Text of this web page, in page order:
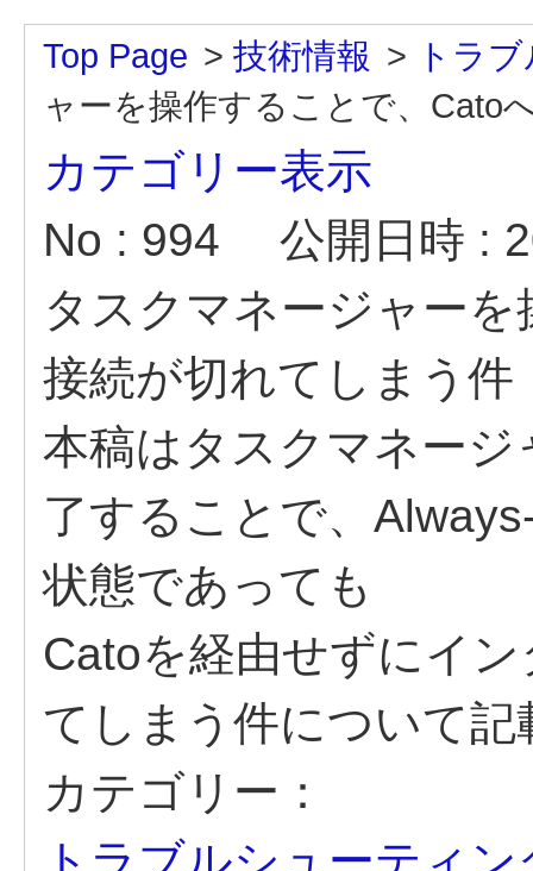
Top Page > 技術情報 > トラ
ャーを操作することで、Cato
カテゴリー表示
No : 994
公開日時 :
タスクマネージャー
接続が切れてしまう件
本稿はタスクマネー
了することで、
状態であっても
Catoを経由せずにイ
てしまう件について
カテゴリー：